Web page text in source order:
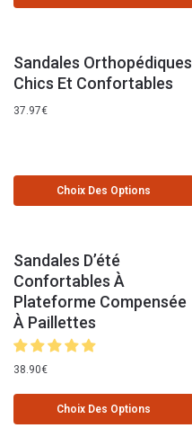
Sandales Orthopédiques
Chics Et Confortables
37.97€
Choix Des Options
Sandales D’été
Confortables À
Plateforme Compensée
À Paillettes
38.90€
Choix Des Options